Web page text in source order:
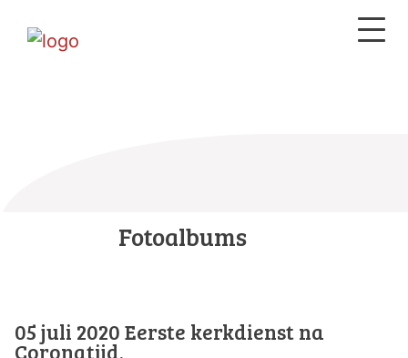
Fotoalbums
05 juli 2020 Eerste kerkdienst na
Coronatijd.